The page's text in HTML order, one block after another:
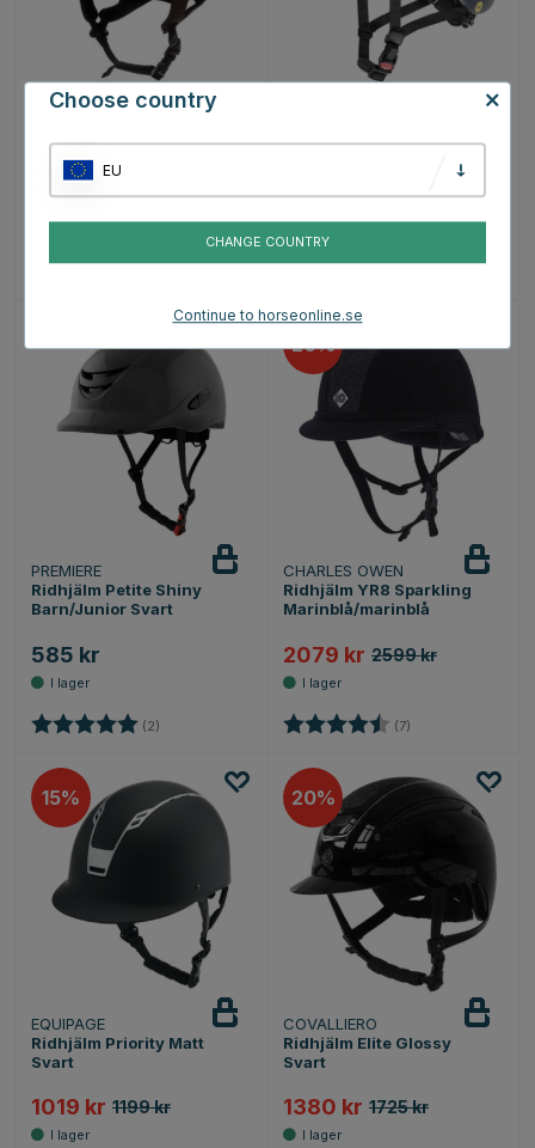
Ridhjälm Brun
660 kr 2199 kr
Betyg: 4.7 utav 5 stjärnor
2199 kr
Betyg: 5.0 utav 5 stjärnor
PREMIERE
Ridhjälm Petite Shiny
Barn/Junior Svart
585 kr
Betyg: (2)
20
CHARLES OWEN
Ridhjälm YR8 Sparkling
Marinblå/marinblå
2079 kr 2599 kr
Betyg: (7)
15
EQUIPAGE
Ridhjälm Priority Matt
Svart
1019 kr 1199 kr
20
COVALLIERO
Ridhjälm Elite Glossy
Svart
1380 kr 1725 kr
Choose country
EU
CHANGE COUNTRY
Continue to horseonline.se